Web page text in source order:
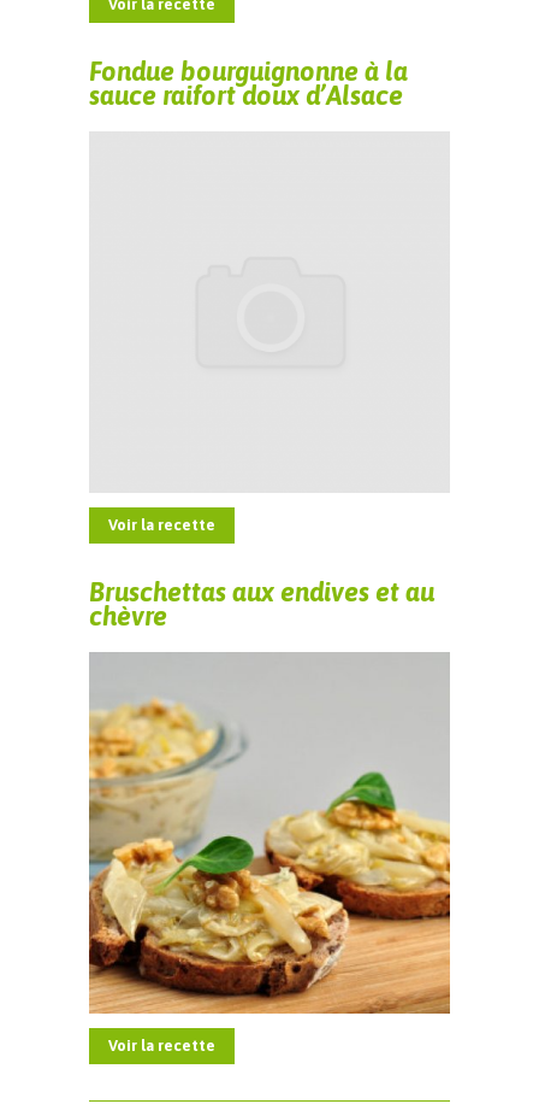
Voir la recette
Fondue bourguignonne à la
sauce raifort doux d’Alsace
Voir la recette
Bruschettas aux endives et au
chèvre
Voir la recette